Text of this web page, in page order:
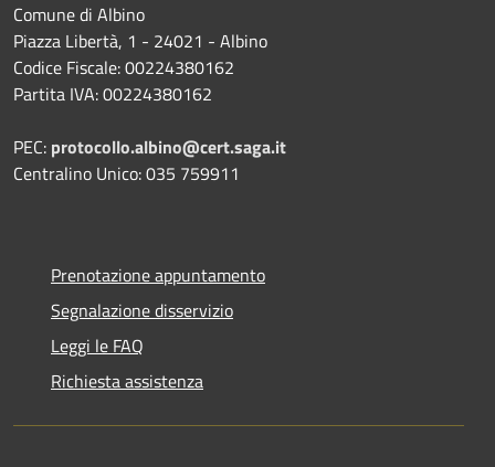
Comune di Albino
Piazza Libertà, 1 - 24021 - Albino
Codice Fiscale: 00224380162
Partita IVA: 00224380162
PEC: protocollo.albino@cert.saga.it
Centralino Unico: 035 759911
Prenotazione appuntamento
Segnalazione disservizio
Leggi le FAQ
Richiesta assistenza